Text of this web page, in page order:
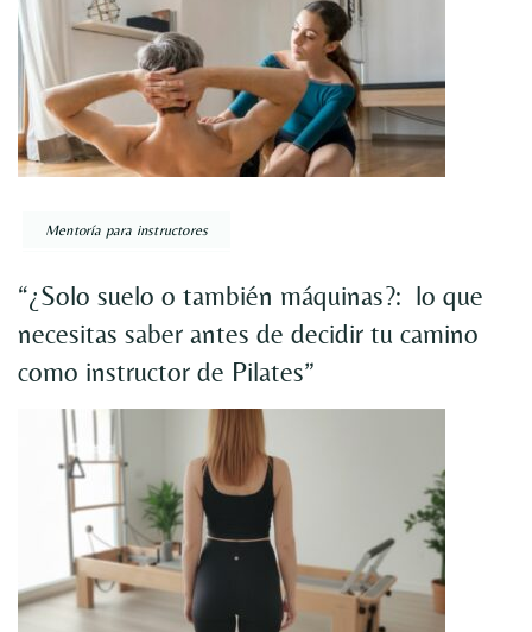
Mentoría para instructores
“¿Solo suelo o también máquinas?: lo que
necesitas saber antes de decidir tu camino
como instructor de Pilates”